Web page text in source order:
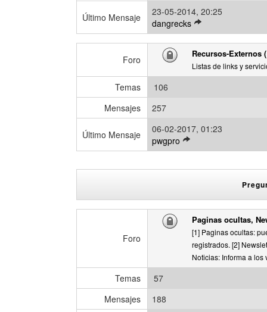
e
Último Mensaje
23-05-2014, 20:25
dangrecks V
e
r
ú
l
m
n
e
Foro
Recursos-Externos
Listas de links y
Temas
106
Mensajes
257
Último Mensaje
06-02-2017, 01:23
pwgpro V
e
t
i
n
Foro
Paginas ocultas,
[1] Paginas ocultas:
registrados. [2]
Noticias: Informa a
Temas
57
Mensajes
188